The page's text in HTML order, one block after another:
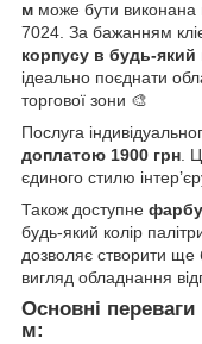
м може бути виконана
7024. За бажанням
корпусу в будь-який
ідеально поєднати
торгової зони 🎨
Послуга
доплатою 1900 грн.
єдиного стилю
Також доступне
будь-який колір
дозволяє створити ще
вигляд обладнання
Основні
м: